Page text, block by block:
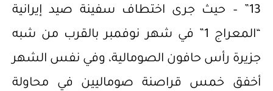
13” – حيث جرى اختطاف سفينة صيد إيرانية
“المعراج 1” في شهر نوفمبر بالقرب من شبه
جزيرة رأس حافون الصومالية، وفي نفس الشهر
أخفق خمس قراصنة صوماليين في محاولة